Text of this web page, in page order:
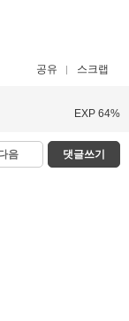
공유 스크랩
EXP 64%
음 댓글쓰기